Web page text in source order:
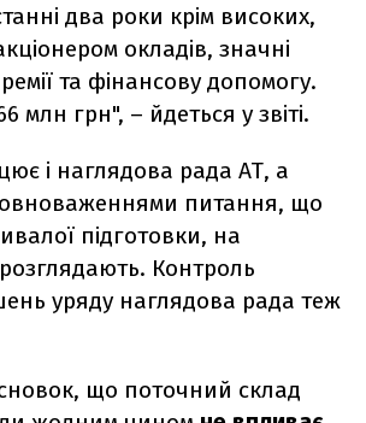
два роки крім високих,
окладів, значні
та фінансову допомогу.
млн грн", – йдеться у звіті.
і наглядова рада АТ, а
питання, що
підготовки, на
Контроль
уряду наглядова рада теж
що поточний склад